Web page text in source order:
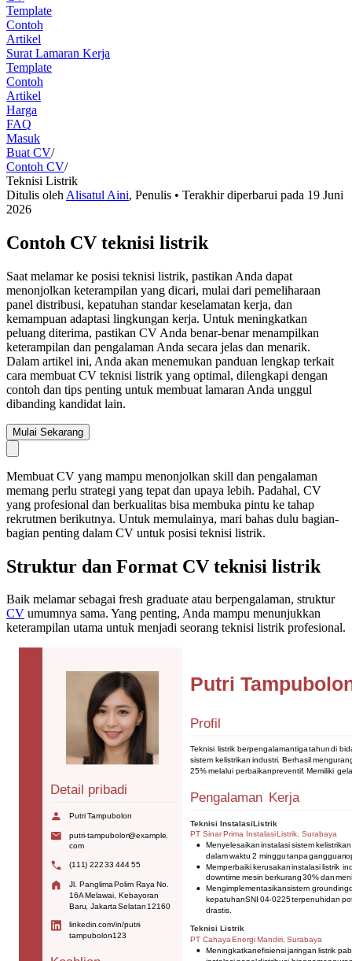
Template
Contoh
Artikel
Surat Lamaran Kerja
Template
Contoh
Artikel
Harga
FAQ
Masuk
Buat CV/
Contoh CV/
Teknisi Listrik
Ditulis oleh Alisatul Aini, Penulis • Terakhir diperbarui pada 19 Juni
2026
Contoh CV teknisi listrik
Saat melamar ke posisi teknisi listrik, pastikan Anda dapat
menonjolkan keterampilan yang dicari, mulai dari pemeliharaan
panel distribusi, kepatuhan standar keselamatan kerja, dan
kemampuan adaptasi lingkungan kerja. Untuk meningkatkan
peluang diterima, pastikan CV Anda benar-benar menampilkan
keterampilan dan pengalaman Anda secara jelas dan menarik.
Dalam artikel ini, Anda akan menemukan panduan lengkap terkait
cara membuat CV teknisi listrik yang optimal, dilengkapi dengan
contoh dan tips penting untuk membuat lamaran Anda unggul
dibanding kandidat lain.
Mulai Sekarang
Membuat CV yang mampu menonjolkan skill dan pengalaman
memang perlu strategi yang tepat dan upaya lebih. Padahal, CV
yang profesional dan berkualitas bisa membuka pintu ke tahap
rekrutmen berikutnya. Untuk memulainya, mari bahas dulu bagian-
bagian penting dalam CV untuk posisi teknisi listrik.
Struktur dan Format CV teknisi listrik
Baik melamar sebagai fresh graduate atau berpengalaman, struktur
CV umumnya sama. Yang penting, Anda mampu menunjukkan
keterampilan utama untuk menjadi seorang teknisi listrik profesional.